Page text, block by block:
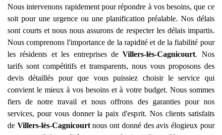
Nous intervenons rapidement pour répondre à vos besoins, que ce
soit pour une urgence ou une planification préalable. Nos délais
sont courts et nous nous assurons de respecter les délais impartis.
Nous comprenons l'importance de la rapidité et de la fiabilité pour
les résidents et les entreprises deVillers-lès-Cagnicourt. Nos
tarifs sont compétitifs et transparents, nous vous proposons des
devis détaillés pour que vous puissiez choisir le service qui
convient le mieux à vos besoins et à votre budget. Nous sommes
fiers de notre travail et nous offrons des garanties pour nos
services, pour vous donner la paix d'esprit. Nos clients satisfaits
de Villers-lès-Cagnicourtnous ont donné des avis élogieux pour